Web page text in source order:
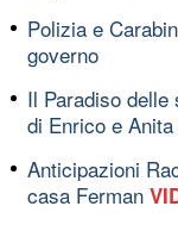
Polizia e
governo
Il Paradiso
di Enrico e Anita
Anticipazioni
casa Ferman